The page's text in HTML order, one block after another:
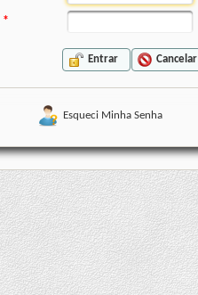
Entrar Cancelar
Esqueci Minha Senha